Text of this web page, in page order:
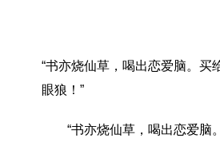
“书亦烧仙草，喝出恋爱脑。买
眼狼！”
“书亦烧仙草，喝出恋爱脑